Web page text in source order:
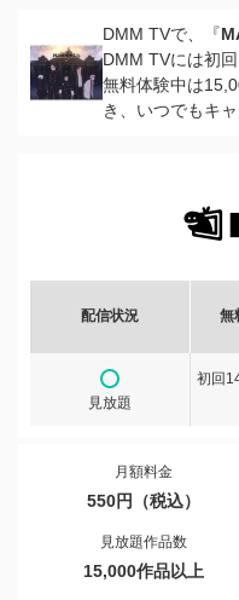
DMM TVで、『
DMM TVには初
無料体験中は
き、いつでもキ
配信状況 無
見放題
初回
月額料金
550円（税込）
見放題作品数
15,000作品以上